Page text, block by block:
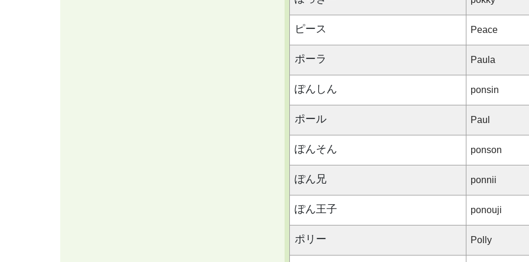
ピース Peace
ポーラ Paula
ぽんしん ponsin
ポール Paul
ぽんそん ponson
ぽん兄 ponnii
ぽん王子 ponouji
ポリー Polly